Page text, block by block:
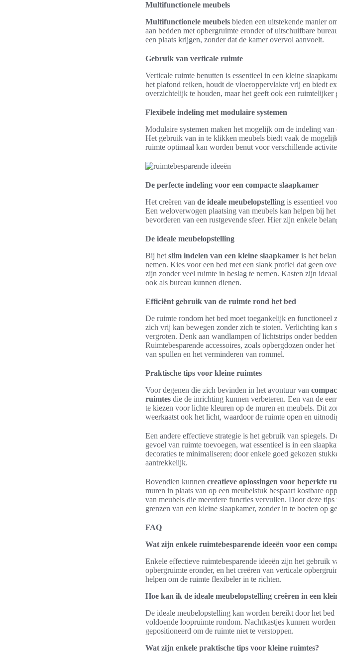
Multifunctionele meubels
Multifunctionele meubels bieden een uitstekende manier
aan bedden met opbergruimte eronder of uitschuifbare
een plaats krijgen, zonder dat de kamer overvol aanvoelt.
Gebruik van verticale ruimte
Verticale ruimte benutten is essentieel in een kleine
het plafond reiken, houdt de vloeroppervlakte vrij en biedt
overzichtelijk te houden, maar het geeft ook een ruimtelijker
Flexibele indeling met modulaire systemen
Modulaire systemen maken het mogelijk om de indeling van
Het gebruik van in te klikken meubels biedt vaak de
ruimte optimaal kan worden benut voor verschillende
De perfecte indeling voor een compacte slaapkamer
Het creëren van de ideale meubelopstelling is essentieel
Een weloverwogen plaatsing van meubels kan helpen bij
bevorderen van een rustgevende sfeer. Hier zijn enkele
De ideale meubelopstelling
Bij het slim indelen van een kleine slaapkamer is het
nemen. Kies voor een bed met een slank profiel dat geen
zijn zonder veel ruimte in beslag te nemen. Kasten zijn
ook als bureau kunnen dienen.
Efficiënt gebruik van de ruimte rond het bed
De ruimte rondom het bed moet toegankelijk en
zich vrij kan bewegen zonder zich te stoten. Verlichting kan
vergroten. Denk aan wandlampen of lichtstrips onder
Ruimtebesparende accessoires, zoals opbergdozen onder
van spullen en het verminderen van rommel.
Praktische tips voor kleine ruimtes
Voor degenen die zich bevinden in het avontuur van
ruimtes die de inrichting kunnen verbeteren. Een van de
te kiezen voor lichte kleuren op de muren en meubels. Dit
weerkaatst ook het licht, waardoor de ruimte open en
Een andere effectieve strategie is het gebruik van spiegels.
gevoel van ruimte toevoegen, wat essentieel is in een
decoraties te minimaliseren; door enkele goed gekozen
aantrekkelijk.
Bovendien kunnen creatieve oplossingen voor beperkte
muren in plaats van op een meubelstuk bespaart kostbare
van meubels die meerdere functies vervullen. Door deze
grenzen van een kleine slaapkamer, zonder in te boeten op
FAQ
Wat zijn enkele ruimtebesparende ideeën voor een
Enkele effectieve ruimtebesparende ideeën zijn het gebruik
opbergruimte eronder, en het creëren van verticale
helpen om de ruimte flexibeler in te richten.
Hoe kan ik de ideale meubelopstelling creëren in een
De ideale meubelopstelling kan worden bereikt door het
voldoende loopruimte rondom. Nachtkastjes kunnen
gepositioneerd om de ruimte niet te verstoppen.
Wat zijn enkele praktische tips voor kleine ruimtes?